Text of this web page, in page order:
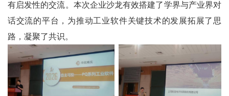
有启发性的交流。本次企业沙龙有效搭建了学界与产业界对
话交流的平台，为推动工业软件关键技术的发展拓展了思
路，凝聚了共识。